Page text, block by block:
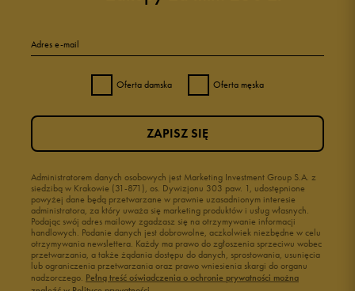
4 0%
1 0%
Jak zbieramy opinie?
Adres e-mail
Oferta damska Oferta męska
Administratorem danych osobowych jest Marketing Investment Group S.A. z
siedzibą w Krakowie (31-871), os. Dywizjonu 303 paw. 1, udostępnione
powyżej dane będą przetwarzane w prawnie uzasadnionym interesie
administratora, za który uważa się marketing produktów i usług własnych.
Podając swój adres mailowy zgadzasz się na otrzymywanie informacji
handlowych. Podanie danych jest dobrowolne, aczkolwiek niezbędne w celu
otrzymywania newslettera. Każdy ma prawo do zgłoszenia sprzeciwu wobec
przetwarzania, a także żądania dostępu do danych, sprostowania, usunięcia
lub ograniczenia przetwarzania oraz prawo wniesienia skargi do organu
nadzorczego. Pełną treść oświadczenia o ochronie prywatności można
ZAPISZ SIĘ